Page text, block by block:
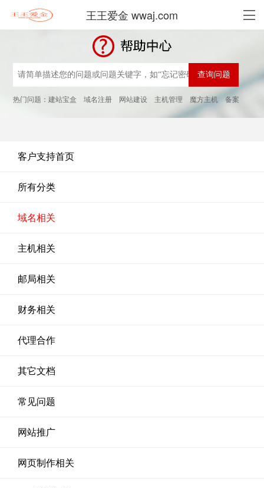
王王爱金 wwaj.com
热门问题：建站宝盒 域名注册 网站建设 主机管理 魔方主机 备案
客户支持首页
所有分类
域名相关
主机相关
邮局相关
财务相关
代理合作
其它文档
常见问题
网站推广
网页制作相关